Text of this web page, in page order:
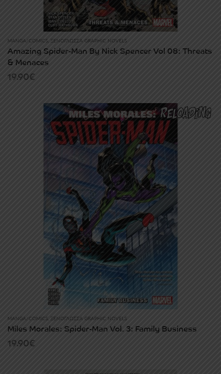
MANGA/COMICS, ΞΕΝΌΓΛΩΣΣΑ GRAPHIC NOVELS
Amazing Spider-Man By Nick Spencer Vol 08: Threats
& Menaces
19.90€
MANGA/COMICS ΞΕΝΌΓΛΩΣΣΑ GRAPHIC NOVELS
Miles Morales: Spider-Man Vol. 3: Family Business
19.90€